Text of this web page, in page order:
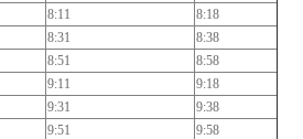
8:11
8:18
8:31
8:38
8:51
8:58
9:11
9:18
9:31
9:38
9:51
9:58